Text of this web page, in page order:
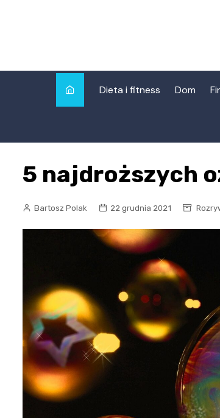
Dieta i fitness Dom
5 najdroższych
Bartosz Polak 22 grudnia 2021